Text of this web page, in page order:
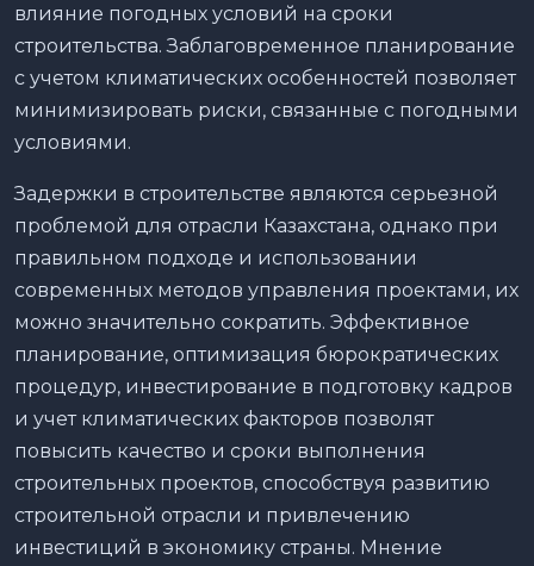
влияние погодных условий на сроки
строительства. Заблаговременное планирование
с учетом климатических особенностей позволяет
минимизировать риски, связанные с погодными
условиями.
Задержки в строительстве являются серьезной
проблемой для отрасли Казахстана, однако при
правильном подходе и использовании
современных методов управления проектами, их
можно значительно сократить. Эффективное
планирование, оптимизация бюрократических
процедур, инвестирование в подготовку кадров
и учет климатических факторов позволят
повысить качество и сроки выполнения
строительных проектов, способствуя развитию
строительной отрасли и привлечению
инвестиций в экономику страны. Мнение